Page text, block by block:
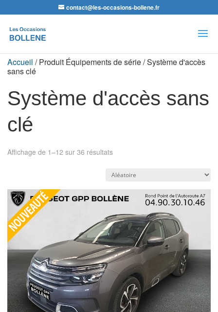
contact@les-occasions-bollene.fr
de
produits
Accueil / Produit Équipements de série / Système d'accès
sans clé
Système d'accès sans
clé
Affichage de 1–12 sur 36 résultats